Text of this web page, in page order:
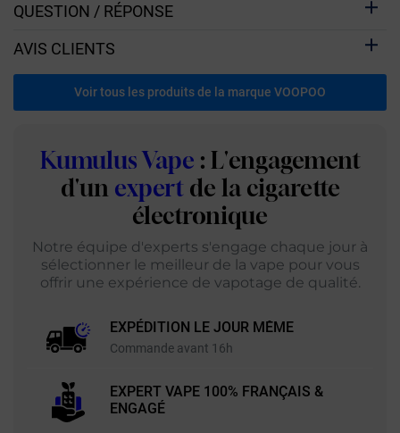
QUESTION / RÉPONSE
AVIS CLIENTS
Voir tous les produits de la marque VOOPOO
Kumulus Vape : L'engagement
d'un expert de la cigarette
électronique
Notre équipe d'experts s'engage chaque jour à
sélectionner le meilleur de la vape pour vous
offrir une expérience de vapotage de qualité.
EXPÉDITION LE JOUR MÊME
Commande avant 16h
EXPERT VAPE 100% FRANÇAIS &
ENGAGÉ